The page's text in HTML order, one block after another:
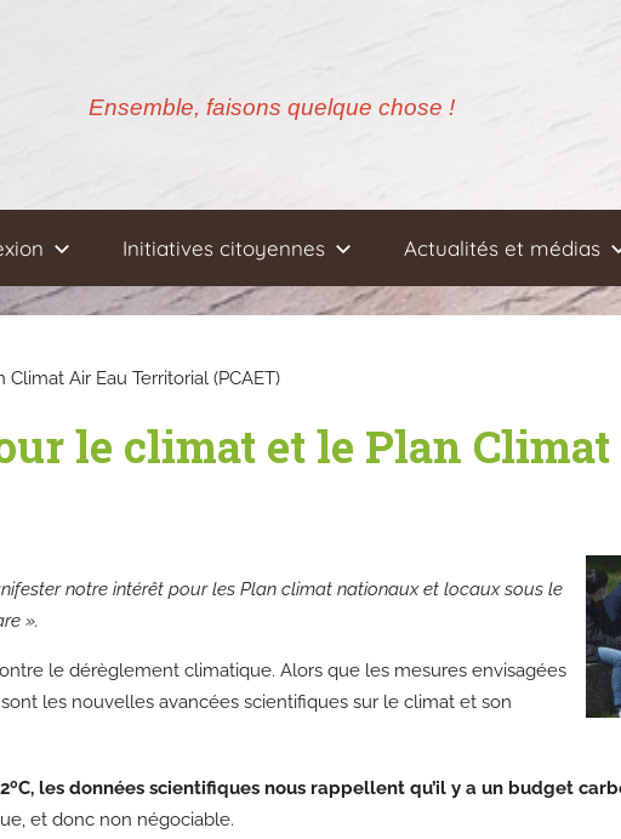
Ensemble, faisons quelque chose !
Initiatives citoyennes Actualités et médias
Air Eau Territorial (PCAET)
le climat et le Plan Climat
notre intérêt pour les Plan climat nationaux et locaux sous le
».
le dérèglement climatique. Alors que les mesures envisagées
les nouvelles avancées scientifiques sur le climat et son
les données scientifiques nous rappellent qu’il y a un budget
et donc non négociable.